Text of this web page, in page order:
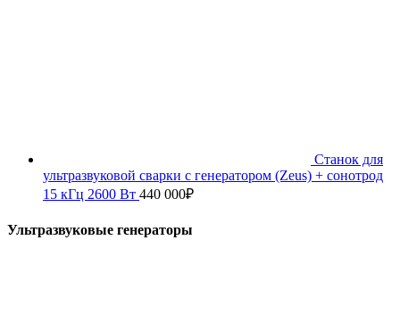
Станок для
ультразвуковой сварки с генератором (Zeus) + сонотрод
15 кГц 2600 Вт 440 000₽
Ультразвуковые генераторы